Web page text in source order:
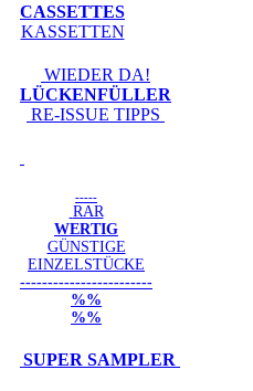
CASSETTES
KASSETTEN
WIEDER DA!
LÜCKENFÜLLER
RE-ISSUE TIPPS
-----
RAR
WERTIG
GÜNSTIGE
EINZELSTÜCKE
------------------------
%%
%%
SUPER SAMPLER